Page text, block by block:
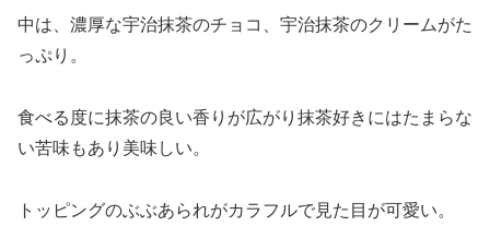
中は、濃厚な宇治抹茶のチョコ、宇治抹茶のクリームがた
っぷり。
食べる度に抹茶の良い香りが広がり抹茶好きにはたまらな
い苦味もあり美味しい。
トッピングのぶぶあられがカラフルで見た目が可愛い。